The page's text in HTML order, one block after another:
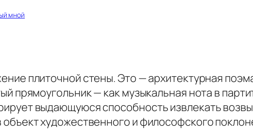
мной
плиточной стены. Это — архитектурная
прямоугольник — как музыкальная нота в
выдающуюся способность извлекать
художественного и философского